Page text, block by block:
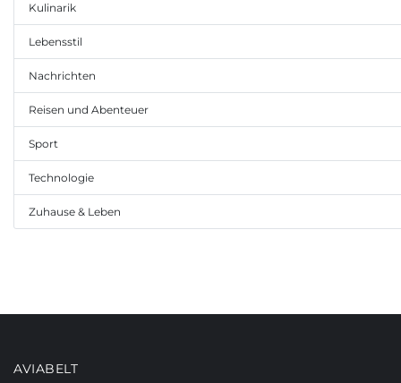
Kulinarik
Lebensstil
Nachrichten
Reisen und Abenteuer
Sport
Technologie
Zuhause & Leben
AVIABELT